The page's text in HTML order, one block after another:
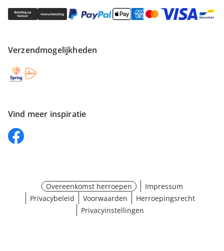
Verzendmogelijkheden
Vind meer inspiratie
Overeenkomst herroepen
Impressum
Privacybeleid
Voorwaarden
Herroepingsrecht
Privacyinstellingen